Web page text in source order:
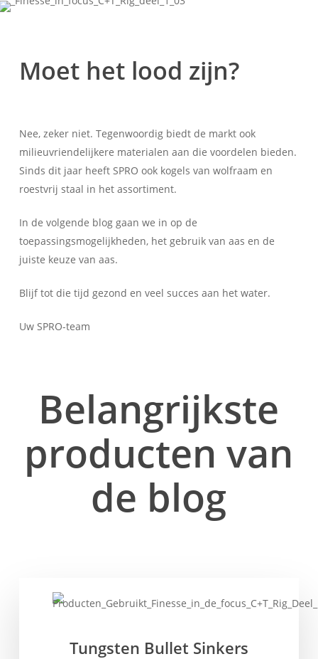
Moet het lood zijn?
Nee, zeker niet. Tegenwoordig biedt de markt ook
milieuvriendelijkere materialen aan die voordelen bieden.
Sinds dit jaar heeft SPRO ook kogels van wolfraam en
roestvrij staal in het assortiment.
In de volgende blog gaan we in op de
toepassingsmogelijkheden, het gebruik van aas en de
juiste keuze van aas.
Blijf tot die tijd gezond en veel succes aan het water.
Uw SPRO-team
Belangrijkste
producten van
de blog
Tungsten Bullet Sinkers